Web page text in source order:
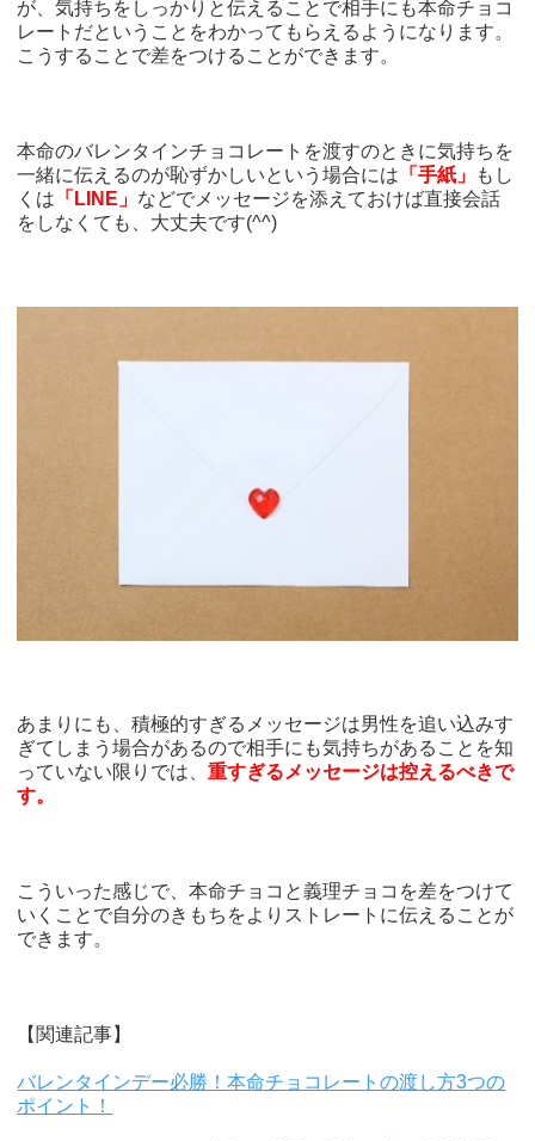
が、気持ちをしっかりと伝えることで相手にも本命チョコ
レートだということをわかってもらえるようになります。
こうすることで差をつけることができます。
本命のバレンタインチョコレートを渡すのときに気持ちを
一緒に伝えるのが恥ずかしいという場合には 「手紙」
もし
くは 「LINE」 などでメッセージを添えておけば直接会話
をしなくても、大丈夫です(^^)
あまりにも、積極的すぎるメッセージは男性を追い込みす
ぎてしまう場合があるので相手にも気持ちがあることを知
っていない限りでは、重すぎるメッセージは控えるべきで
す。
こういった感じで、本命チョコと義理チョコを差をつけて
いくことで自分のきもちをよりストレートに伝えることが
できます。
【関連記事】
バレンタインデー必勝！本命チョコレートの渡し方3つの
ポイント！